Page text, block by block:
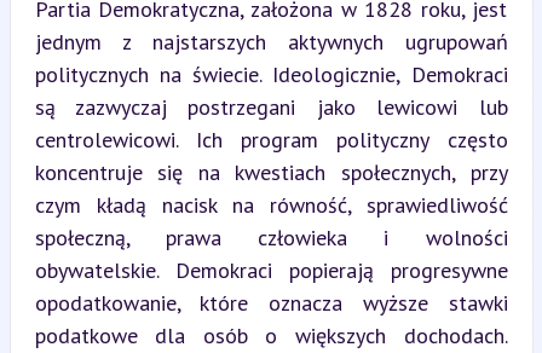
Partia Demokratyczna, założona w 1828 roku, jest
jednym z najstarszych aktywnych ugrupowań
politycznych na świecie. Ideologicznie, Demokraci
są zazwyczaj postrzegani jako lewicowi lub
centrolewicowi. Ich program polityczny często
koncentruje się na kwestiach społecznych, przy
czym kładą nacisk na równość, sprawiedliwość
społeczną, prawa człowieka i wolności
obywatelskie. Demokraci popierają progresywne
opodatkowanie, które oznacza wyższe stawki
podatkowe dla osób o większych dochodach.